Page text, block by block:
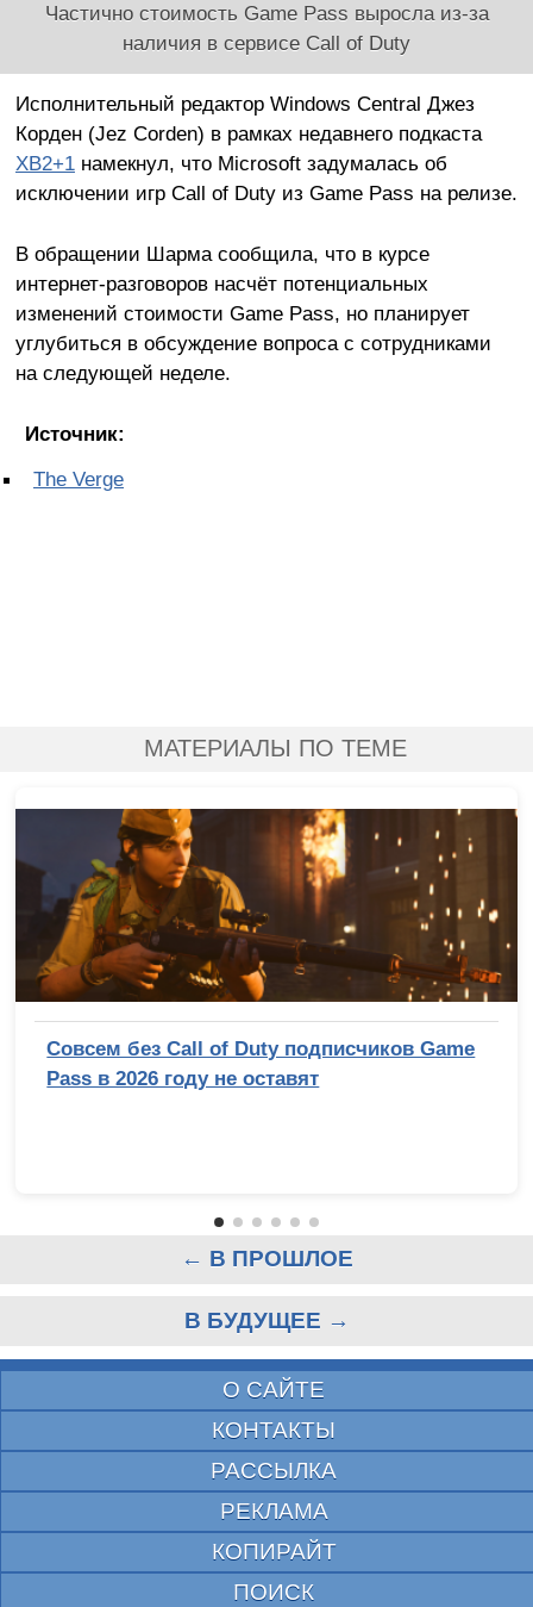
Частично стоимость Game Pass выросла из-за
наличия в сервисе Call of Duty
Исполнительный редактор Windows Central Джез
Корден (Jez Corden) в рамках недавнего подкаста
XB2+1намекнул, что Microsoft задумалась об
исключении игр Call of Duty из Game Pass на релизе.
В обращении Шарма сообщила, что в курсе
интернет-разговоров насчёт потенциальных
изменений стоимости Game Pass, но планирует
углубиться в обсуждение вопроса с сотрудниками
на следующей неделе.
Источник:
The Verge
МАТЕРИАЛЫ ПО ТЕМЕ
Совсем без Call of Duty подписчиков Game
Pass в 2026 году не оставят
← В ПРОШЛОЕ
В БУДУЩЕЕ →
О САЙТЕ
КОНТАКТЫ
РАССЫЛКА
РЕКЛАМА
КОПИРАЙТ
ПОИСК